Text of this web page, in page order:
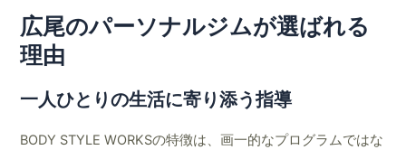
広尾のパーソナルジムが選ばれる
理由
一人ひとりの生活に寄り添う指導
BODY STYLE WORKSの特徴は、画一的なプログラムではな